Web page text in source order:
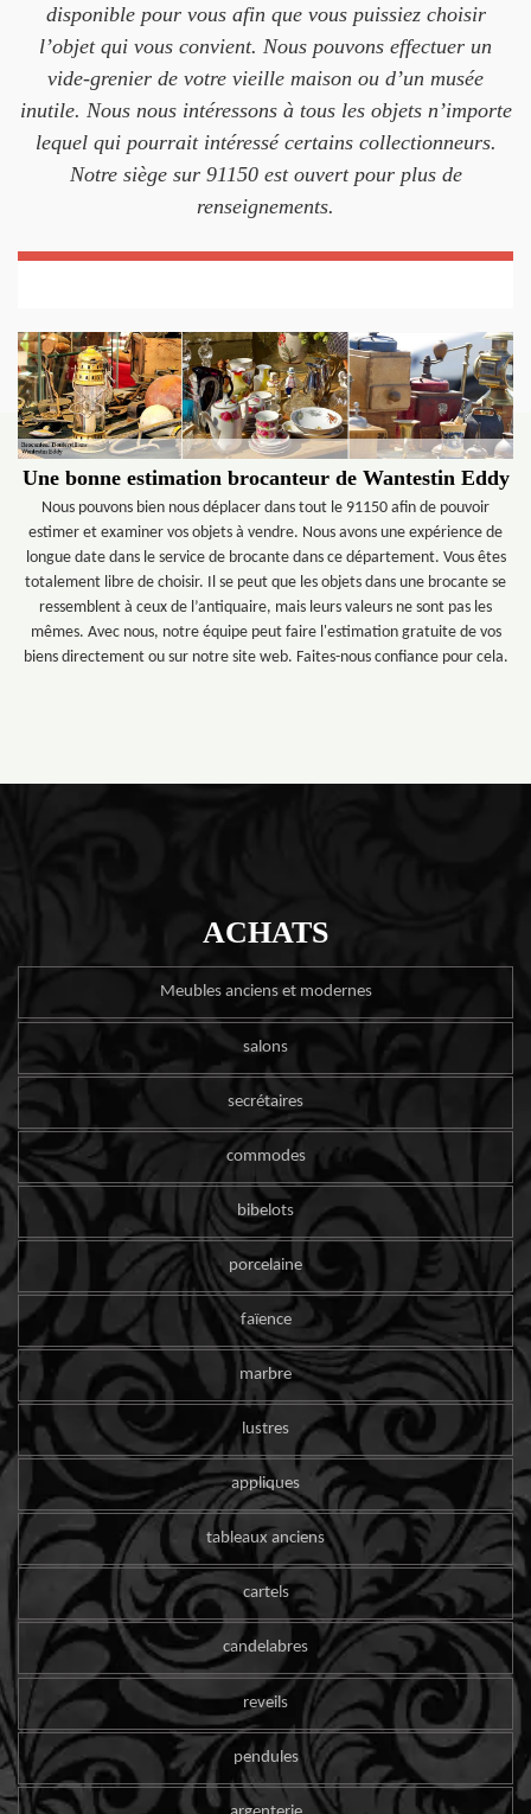
disponible pour vous afin que vous puissiez choisir
l’objet qui vous convient. Nous pouvons effectuer un
vide-grenier de votre vieille maison ou d’un musée
inutile. Nous nous intéressons à tous les objets n’importe
lequel qui pourrait intéressé certains collectionneurs.
Notre siège sur 91150 est ouvert pour plus de
renseignements.
Une bonne estimation brocanteur de Wantestin Eddy
Nous pouvons bien nous déplacer dans tout le 91150 afin de pouvoir
estimer et examiner vos objets à vendre. Nous avons une expérience de
longue date dans le service de brocante dans ce département. Vous êtes
totalement libre de choisir. Il se peut que les objets dans une brocante se
ressemblent à ceux de l’antiquaire, mais leurs valeurs ne sont pas les
mêmes. Avec nous, notre équipe peut faire l'estimation gratuite de vos
biens directement ou sur notre site web. Faites-nous confiance pour cela.
ACHATS
Meubles anciens et modernes
salons
secrétaires
commodes
bibelots
porcelaine
faïence
marbre
lustres
appliques
tableaux anciens
cartels
candelabres
reveils
pendules